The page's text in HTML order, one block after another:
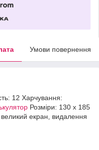
Умови повернення
12 Харчування:
Розміри: 130 х 185
екран, видалення